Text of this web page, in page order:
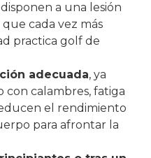
a una lesión
que cada vez más
practica golf de
adecuada, ya
con calambres, fatiga
el rendimiento
para afrontar la